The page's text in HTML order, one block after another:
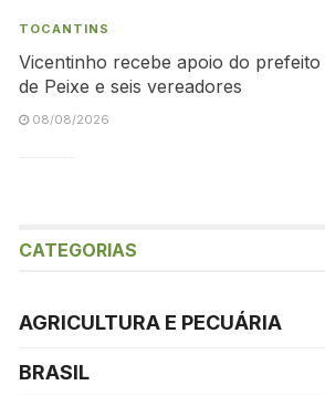
TOCANTINS
Vicentinho recebe apoio do prefeito
de Peixe e seis vereadores
08/08/2026
CATEGORIAS
AGRICULTURA E PECUÁRIA
BRASIL